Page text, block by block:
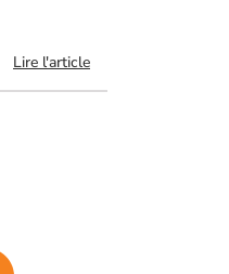
Lire l'article